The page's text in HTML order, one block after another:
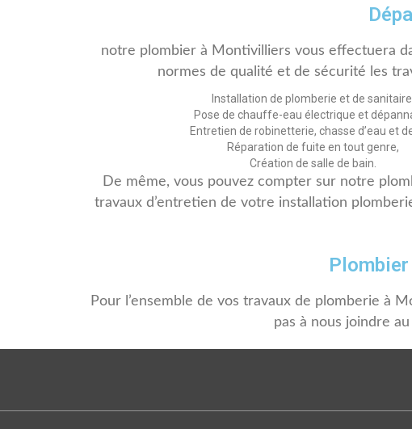
notre plombier à Montivilliers vous effectuera
normes de qualité et de sécurité les
Installation de plomberie et de
Pose de chauffe-eau électrique et
Entretien de robinetterie, chasse d’eau et
Réparation de fuite en tout genre,
Création de salle de bain.
De même, vous pouvez compter sur notre
travaux d’entretien de votre installation
Pour l’ensemble de vos travaux de plomberie à
pas à nous joindre